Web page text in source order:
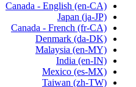
Canada - English (en-CA)
Japan (ja-JP)
Canada - French (fr-CA)
Denmark (da-DK)
Malaysia (en-MY)
India (en-IN)
Mexico (es-MX)
Taiwan (zh-TW)